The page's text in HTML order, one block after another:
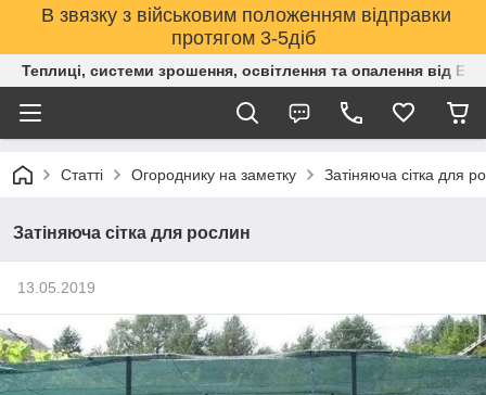
В звязку з військовим положенням відправки
протягом 3-5діб
Теплиці, системи зрошення, освітлення та опалення від
Статті Огороднику на заметку Затіняюча сітка для
Затіняюча сітка для рослин
13.05.2019